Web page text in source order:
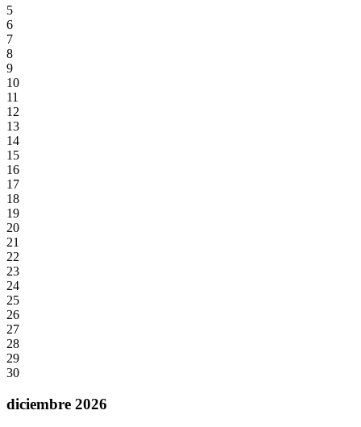
5
6
7
8
9
10
11
12
13
14
15
16
17
18
19
20
21
22
23
24
25
26
27
28
29
30
diciembre 2026